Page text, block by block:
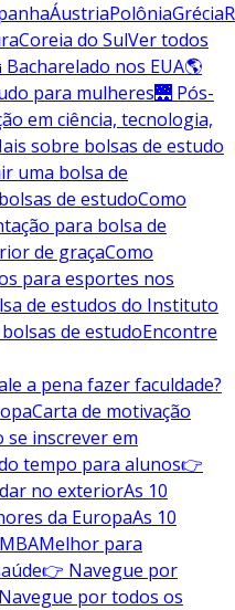
ÁustriaPolôniaGrécia
Coreia do SulVer todos
Bacharelado nos EUA🌎
para mulheres🌉 Pós-
em ciência, tecnologia,
sobre bolsas de estudo
uma bolsa de
de estudoComo
para bolsa de
de graçaComo
para esportes nos
de estudos do Instituto
de estudoEncontre
a pena fazer faculdade?
Carta de motivação
se inscrever em
tempo para alunos👉
no exteriorAs 10
da EuropaAs 10
Melhor para
👉 Navegue por
Navegue por todos os